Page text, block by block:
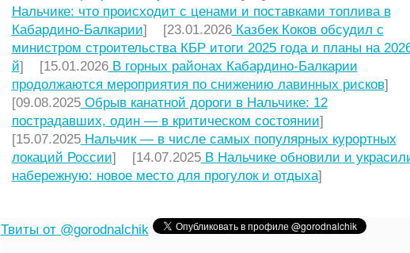
Нальчике: что происходит с ценами и поставками топлива в
Кабардино-Балкарии] [23.01.2026Казбек Коков обсудил с
министром строительства КБР итоги 2025 года и планы на
й] [15.01.2026В горных районах Кабардино-Балкарии
продолжаются мероприятия по снижению лавинных рисков]
[09.08.2025Обрыв канатной дороги в Нальчике: 12
пострадавших, один — в критическом состоянии]
[15.07.2025Нальчик — в числе самых популярных курортных
локаций России] [14.07.2025В Нальчике обновили и
набережную: новое место для прогулок и отдыха]
Твиты от @gorodnalchik